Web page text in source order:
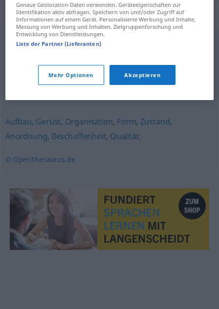
Synonyme für "Gefüge"
Verbindung
Rand
Gitter
Aufbau, Gerüst, Organisation, Form, Zustand,
Anordnung, Beschaffenheit, Qualität
© OpenThesaurus.de
Genaue Geolocation-Daten verwenden. Geräteeigenschaften zur
Identifikation aktiv abfragen. Speichern von und/oder Zugriff auf
Informationen auf einem Gerät. Personalisierte Werbung und Inhalte,
Messung von Werbung und Inhalten, Zielgruppenforschung und
Entwicklung von Dienstleistungen.
Liste der Partner (Lieferanten)
Mehr Optionen Akzeptieren